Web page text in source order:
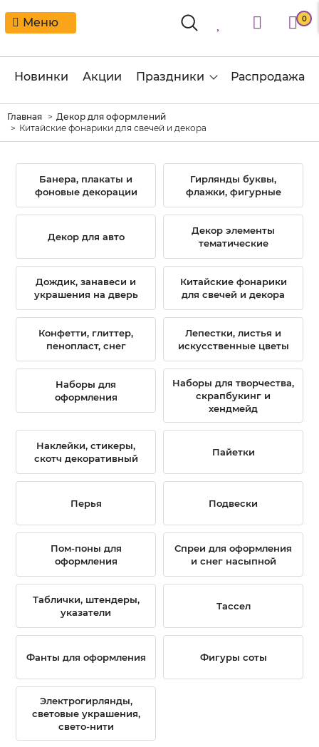
Меню 0
Новинки Акции Праздники Распродажа
Главная
Декор для оформлений
Китайские фонарики для свечей и декора
Банера, плакаты и
фоновые декорации
Гирлянды буквы,
флажки, фигурные
Декор для авто
Декор элементы
тематические
Дождик, занавеси и
украшения на дверь
Китайские фонарики
для свечей и декора
Конфетти, глиттер,
пенопласт, снег
Лепестки, листья и
искусственные цветы
Наборы для
оформления
Наборы для творчества,
скрапбукинг и
хендмейд
Наклейки, стикеры,
скотч декоративный
Пайетки
Перья Подвески
Пом-поны для
оформления
Спреи для оформления
и снег насыпной
Таблички, штендеры,
указатели
Тассел
Фанты для оформления Фигуры соты
Электрогирлянды,
световые украшения,
свето-нити